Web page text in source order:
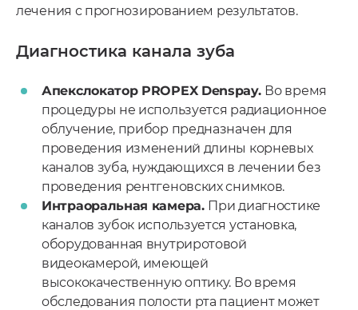
лечения с прогнозированием результатов.
Диагностика канала зуба
Апекслокатор PROPEX Denspay. Во время
процедуры не используется радиационное
облучение, прибор предназначен для
проведения изменений длины корневых
каналов зуба, нуждающихся в лечении без
проведения рентгеновских снимков.
Интраоральная камера. При диагностике
каналов зубок используется установка,
оборудованная внутриротовой
видеокамерой, имеющей
высококачественную оптику. Во время
обследования полости рта пациент может